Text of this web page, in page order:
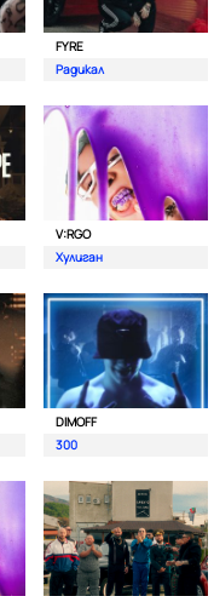
FYRE
Радикал
V:RGO
Хулиган
DIMOFF
300